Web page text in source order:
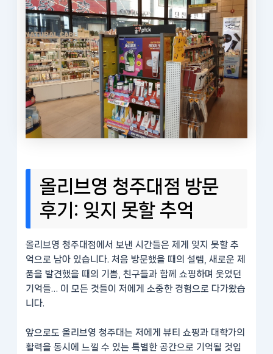
올리브영 청주대점 방문
후기: 잊지 못할 추억
올리브영 청주대점에서 보낸 시간들은 제게 잊지 못할 추
억으로 남아 있습니다. 처음 방문했을 때의 설렘, 새로운 제
품을 발견했을 때의 기쁨, 친구들과 함께 쇼핑하며 웃었던
기억들… 이 모든 것들이 저에게 소중한 경험으로 다가왔습
니다.
앞으로도 올리브영 청주대는 저에게 뷰티 쇼핑과 대학가의
활력을 동시에 느낄 수 있는 특별한 공간으로 기억될 것입